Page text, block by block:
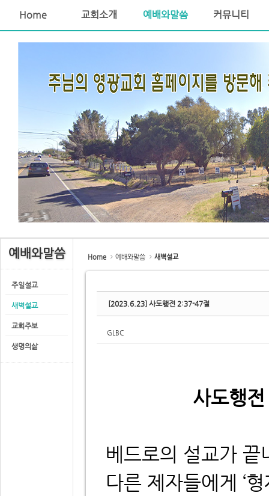
Home 교회소개 예배와말씀 커뮤니티
예배와말씀
주일설교
새벽설교
교회주보
생명의삶
Home 예배와말씀 새벽설교
[2023.6.23] 사도행전 2:37-47절
GLBC
사도행
베드로의 설교가 끝
다른 제자들에게 ‘
Sketchbook5, 스케치북5
Sketchbook5, 스케치북5